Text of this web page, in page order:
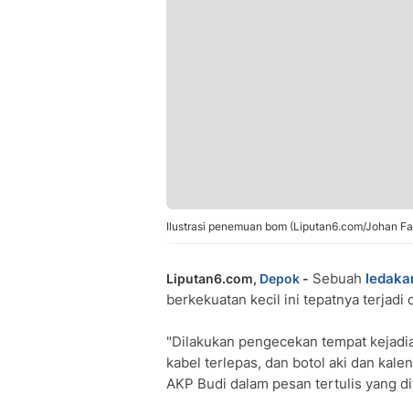
Ilustrasi penemuan bom (Liputan6.com/Johan
Liputan6.com, Depok - Sebuah
berkekuatan kecil ini tepatnya terjadi
"Dilakukan pengecekan tempat
kabel terlepas, dan botol aki dan
AKP Budi dalam pesan tertulis yang